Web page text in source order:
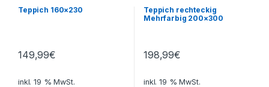
Teppich 160×230
149,99€
inkl. 19 % MwSt.
Teppich rechteckig
Mehrfarbig 200×300
198,99€
inkl. 19 % MwSt.